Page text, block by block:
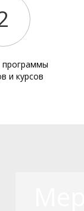
программы
и курсов